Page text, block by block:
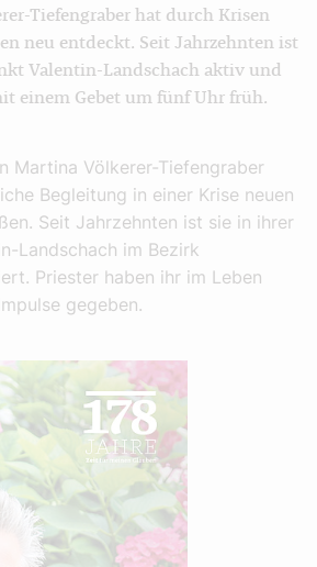
Tiefengraber hat durch Krisen
neu entdeckt. Seit Jahrzehnten ist
Valentin-Landschach aktiv und
einem Gebet um fünf Uhr früh.
Martina Völkerer-Tiefengraber
Begleitung in einer Krise neuen
Seit Jahrzehnten ist sie in ihrer
Landschach im Bezirk
Priester haben ihr im Leben
gegeben.